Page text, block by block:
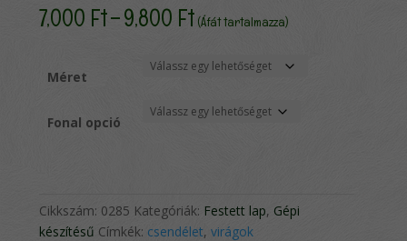
7,000 Ft–9,800 FtÁrtartomány:
7,000 Ft
-
9,800 Ft
(Áfát tartalmazza)
Méret
Fonal opció
Cikkszám: 0285 Kategóriák: Festett lap, Gépi
készítésű Címkék: csendélet,virágok